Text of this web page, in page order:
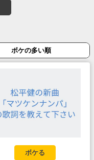
ボケの多い順
ボケる